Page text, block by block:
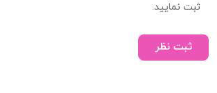
ثبت نمایید.
ثبت نظر